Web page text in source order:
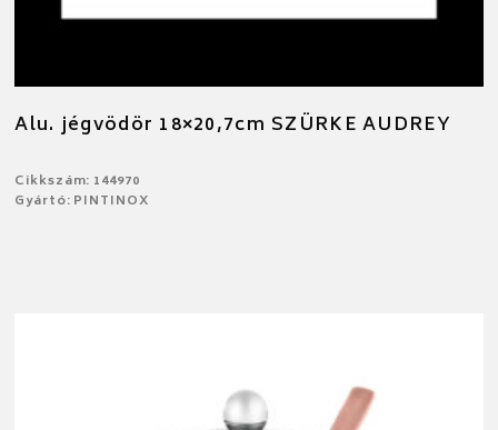
Alu. jégvödör 18×20,7cm SZÜRKE AUDREY
Cikkszám: 144970
Gyártó: PINTINOX